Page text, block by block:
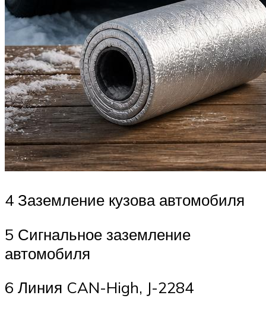
4 Заземление кузова автомобиля
5 Сигнальное заземление
автомобиля
6 Линия CAN-High, J-2284